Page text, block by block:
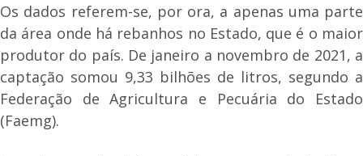
Os dados referem-se, por ora, a apenas uma parte
da área onde há rebanhos no Estado, que é o maior
produtor do país. De janeiro a novembro de 2021, a
captação somou 9,33 bilhões de litros, segundo a
Federação de Agricultura e Pecuária do Estado
(Faemg).